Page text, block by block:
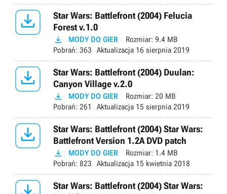

Star Wars: Battlefront (2004) Felucia
Forest v.1.0
 MODY DO GIER Rozmiar: 9.4 MB
Pobrań: 363 Aktualizacja 16 sierpnia 2019

Star Wars: Battlefront (2004) Duulan:
Canyon Village v.2.0
 MODY DO GIER Rozmiar: 20 MB
Pobrań: 261 Aktualizacja 15 sierpnia 2019

Star Wars: Battlefront (2004) Star Wars:
Battlefront Version 1.2A DVD patch
 MODY DO GIER Rozmiar: 1.4 MB
Pobrań: 823 Aktualizacja 15 kwietnia 2018
Star Wars: Battlefront (2004) Star Wars: